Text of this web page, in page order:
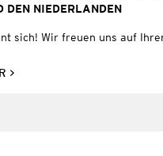
DEN NIEDERLANDEN
sich! Wir freuen uns auf